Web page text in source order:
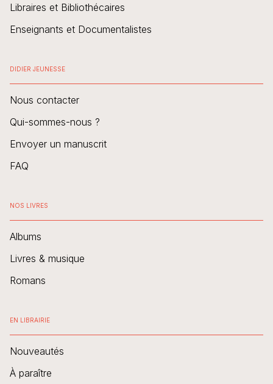
Libraires et Bibliothécaires
Enseignants et Documentalistes
DIDIER JEUNESSE
Nous contacter
Qui-sommes-nous ?
Envoyer un manuscrit
FAQ
NOS LIVRES
Albums
Livres & musique
Romans
EN LIBRAIRIE
Nouveautés
À paraître